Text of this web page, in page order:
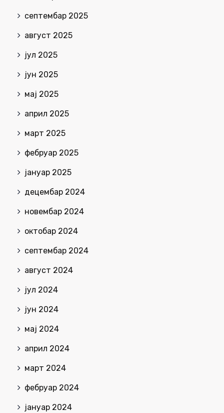
септембар 2025
август 2025
јул 2025
јун 2025
мај 2025
април 2025
март 2025
фебруар 2025
јануар 2025
децембар 2024
новембар 2024
октобар 2024
септембар 2024
август 2024
јул 2024
јун 2024
мај 2024
април 2024
март 2024
фебруар 2024
јануар 2024